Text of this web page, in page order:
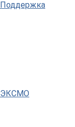
Поддержка
ЭКСМО